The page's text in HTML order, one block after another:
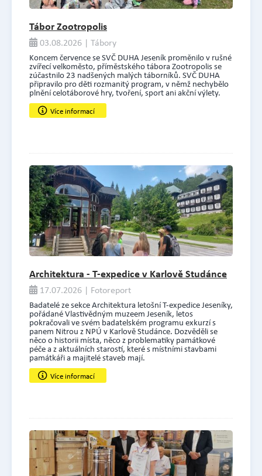
Tábor Zootropolis
03.08.2026 | Tábory
Koncem července se SVČ DUHA Jeseník proměnilo v rušné
zvířecí velkoměsto, příměstského tábora Zootropolis se
zúčastnilo 23 nadšených malých táborníků. SVČ DUHA
připravilo pro děti rozmanitý program, v němž nechybělo
plnění celotáborové hry, tvoření, sport ani akční výlety.
Více informací
Architektura - T-expedice v Karlově Studánce
17.07.2026 | Fotoreport
Badatelé ze sekce Architektura letošní T-expedice Jeseníky,
pořádané Vlastivědným muzeem Jeseník, letos
pokračovali ve svém badatelském programu exkurzí s
panem Nitrou z NPÚ v Karlově Studánce. Dozvěděli se
něco o historii místa, něco z problematiky památkové
péče a z aktuálních starostí, které s místními stavbami
památkáři a majitelé staveb mají.
Více informací